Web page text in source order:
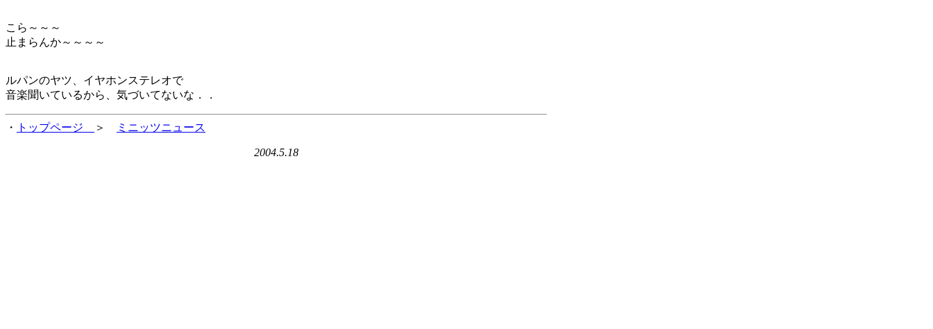
こら～～～
止まらんか～～～～
ルパンのヤツ、イヤホンステレオで
音楽聞いているから、気づいてないな．．
・ トップページ ＞ ミニッツニュース
2004.5.18